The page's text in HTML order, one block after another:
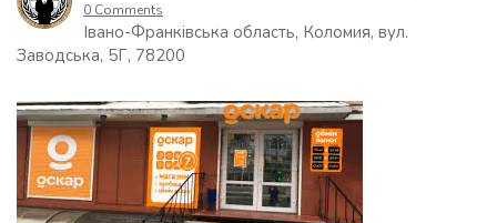
0 Comments
Івано-Франківська область, Коломия, вул.
Заводська, 5Г, 78200